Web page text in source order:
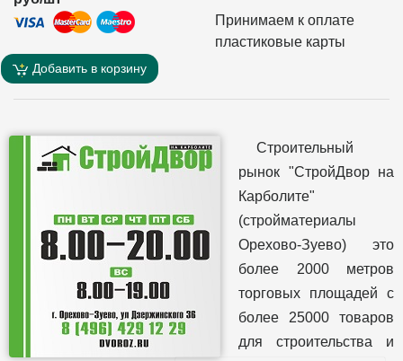
Принимаем к оплате
пластиковые карты
Добавить в корзину
Строительный
рынок "СтройДвор на
Карболите"
(стройматериалы
Орехово-Зуево) это
более 2000 метров
торговых площадей с
более 25000 товаров
для строительства и